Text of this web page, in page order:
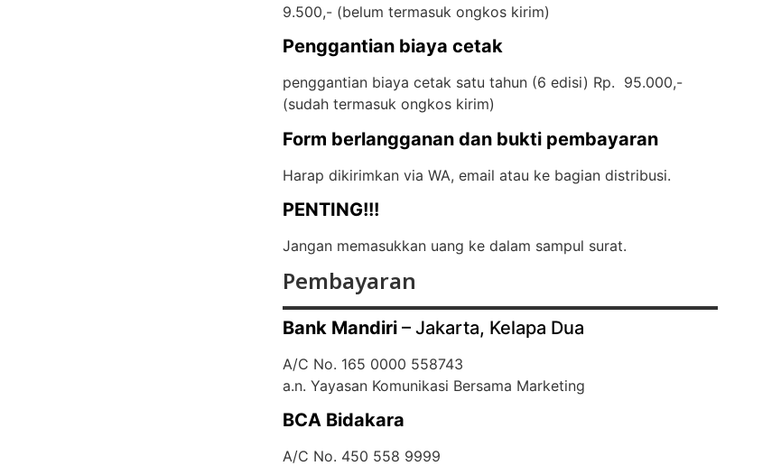
9.500,- (belum termasuk ongkos kirim)
Penggantian biaya cetak
penggantian biaya cetak satu tahun (6 edisi) Rp. 95.000,-
(sudah termasuk ongkos kirim)
Form berlangganan dan bukti pembayaran
Harap dikirimkan via WA, email atau ke bagian distribusi.
PENTING!!!
Jangan memasukkan uang ke dalam sampul surat.
Pembayaran
Bank Mandiri – Jakarta, Kelapa Dua
A/C No. 165 0000 558743
a.n. Yayasan Komunikasi Bersama Marketing
BCA Bidakara
A/C No. 450 558 9999